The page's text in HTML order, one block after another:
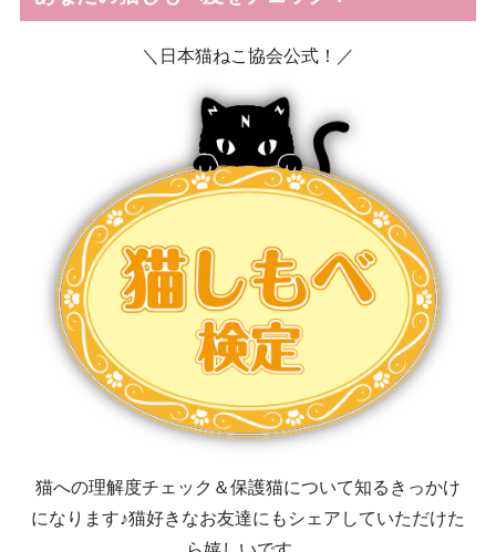
＼日本猫ねこ協会公式！／
猫への理解度チェック＆保護猫について知るきっかけ
になります♪猫好きなお友達にもシェアしていただけた